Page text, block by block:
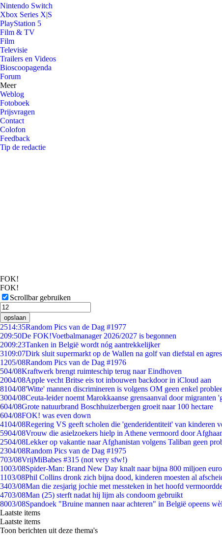
Nintendo Switch
Xbox Series X|S
PlayStation 5
Film & TV
Film
Televisie
Trailers en Videos
Bioscoopagenda
Forum
Meer
Weblog
Fotoboek
Prijsvragen
Contact
Colofon
Feedback
Tip de redactie
FOK!
FOK!
Scrollbar gebruiken
opslaan
2514:35Random Pics van de Dag #1977
209:50De FOK!Voetbalmanager 2026/2027 is begonnen
2009:23Tanken in België wordt nóg aantrekkelijker
3109:07Dirk sluit supermarkt op de Wallen na golf van diefstal en
1205/08Random Pics van de Dag #1976
504/08Kraftwerk brengt ruimteschip terug naar Eindhoven
2004/08Apple vecht Britse eis tot inbouwen backdoor in iCloud aan
8104/08'Witte' mannen discrimineren is volgens OM geen enkel
3004/08Ceuta-leider noemt Marokkaanse grensaanval door migranten
604/08Grote natuurbrand Boschhuizerbergen groeit naar 100 hectare
604/08FOK! was even down
4104/08Regering VS geeft scholen die 'genderidentiteit' van kinderen
5904/08Vrouw die asielzoekers hielp in Athene vermoord door
2504/08Lekker op vakantie naar Afghanistan volgens Taliban geen
2304/08Random Pics van de Dag #1975
703/08VrijMiBabes #315 (not very sfw!)
1003/08Spider-Man: Brand New Day knalt naar bijna 800 miljoen
1103/08Phil Collins dronk zich bijna dood, kinderen moesten al
3403/08Man die zesjarig jochie met messteken in het hoofd
4703/08Man (25) sterft nadat hij lijm als condoom gebruikt
8003/08Spandoek "Bruine mannen naar achteren" in België opeens
Laatste items
Laatste items
Toon berichten uit deze thema's